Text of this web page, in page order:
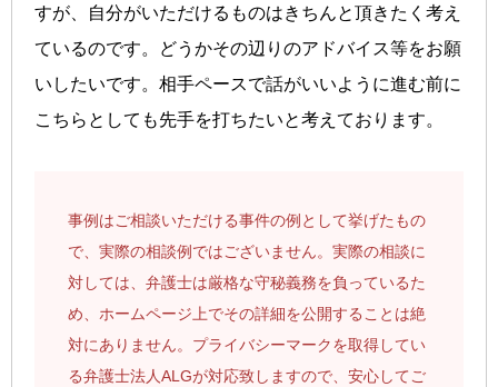
すが、自分がいただけるものはきちんと頂きたく考え
ているのです。どうかその辺りのアドバイス等をお願
いしたいです。相手ペースで話がいいように進む前に
こちらとしても先手を打ちたいと考えております。
事例はご相談いただける事件の例として挙げたもの
で、実際の相談例ではございません。実際の相談に
対しては、弁護士は厳格な守秘義務を負っているた
め、ホームページ上でその詳細を公開することは絶
対にありません。プライバシーマークを取得してい
る弁護士法人ALGが対応致しますので、安心してご